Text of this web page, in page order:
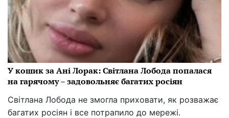
У кошик за Ані Лорак: Світлана Лобода попалася
на гарячому – задовольняє багатих росіян
Світлана Лобода не змогла приховати, як розважає
багатих росіян і все потрапило до мережі.